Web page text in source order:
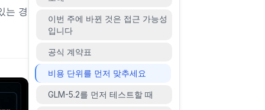
는 경
이번 주에 바뀐 것은 접근 가능성
입니다
공식 계약표
비용 단위를 먼저 맞추세요
GLM-5.2를 먼저 테스트할 때